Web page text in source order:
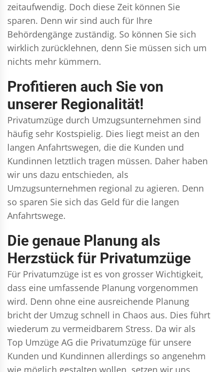
zeitaufwendig. Doch diese Zeit können Sie
sparen. Denn wir sind auch für Ihre
Behördengänge zuständig. So können Sie sich
wirklich zurücklehnen, denn Sie müssen sich um
nichts mehr kümmern.
Profitieren auch Sie von
unserer Regionalität!
Privatumzüge durch Umzugsunternehmen sind
häufig sehr Kostspielig. Dies liegt meist an den
langen Anfahrtswegen, die die Kunden und
Kundinnen letztlich tragen müssen. Daher haben
wir uns dazu entschieden, als
Umzugsunternehmen regional zu agieren. Denn
so sparen Sie sich das Geld für die langen
Anfahrtswege.
Die genaue Planung als
Herzstück für Privatumzüge
Für Privatumzüge ist es von grosser Wichtigkeit,
dass eine umfassende Planung vorgenommen
wird. Denn ohne eine ausreichende Planung
bricht der Umzug schnell in Chaos aus. Dies führt
wiederum zu vermeidbarem Stress. Da wir als
Top Umzüge AG die Privatumzüge für unsere
Kunden und Kundinnen allerdings so angenehm
wie möglich gestalten wollen, setzen wir uns